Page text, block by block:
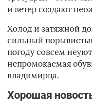
и ветер создают
Холод и затяжной
сильный
погоду совсем
непромокаемая
владимирца.
Хорошая